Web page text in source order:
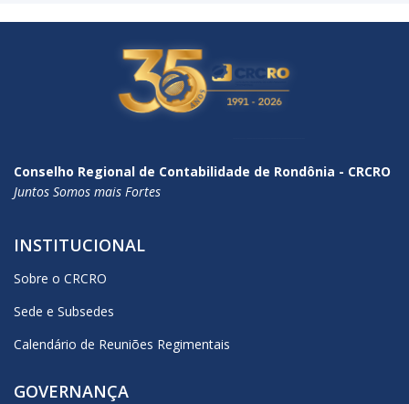
Conselho Regional de Contabilidade de Rondônia - CRCRO
Juntos Somos mais Fortes
INSTITUCIONAL
Sobre o CRCRO
Sede e Subsedes
Calendário de Reuniões Regimentais
GOVERNANÇA